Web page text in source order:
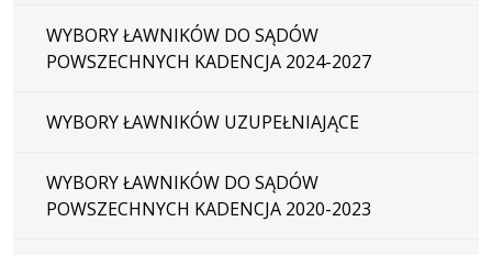
WYBORY ŁAWNIKÓW DO SĄDÓW
POWSZECHNYCH KADENCJA 2024-2027
WYBORY ŁAWNIKÓW UZUPEŁNIAJĄCE
WYBORY ŁAWNIKÓW DO SĄDÓW
POWSZECHNYCH KADENCJA 2020-2023